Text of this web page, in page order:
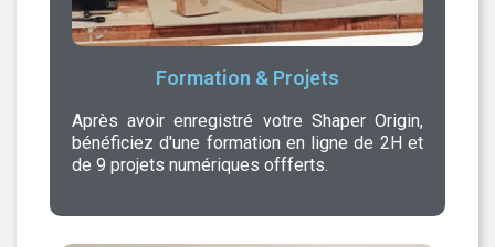
Formation & Projets
Après avoir enregistré votre Shaper Origin,
bénéficiez d'une formation en ligne de 2H et
de 9 projets numériques offferts.